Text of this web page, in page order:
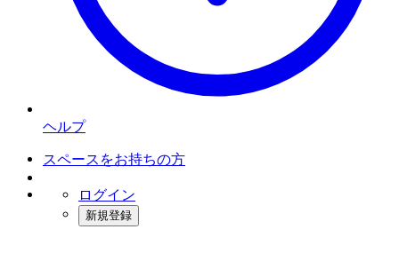
ヘルプ
スペースをお持ちの方
ログイン
新規登録